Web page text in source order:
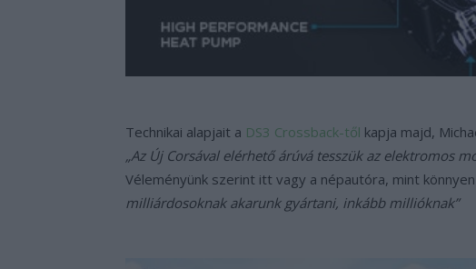
Technikai alapjait a DS3 Crossback-től kapja majd,
„Az Új Corsával elérhető árúvá tesszük az elektromos
Véleményünk szerint itt vagy a népautóra, mint
milliárdosoknak akarunk gyártani, inkább millióknak”